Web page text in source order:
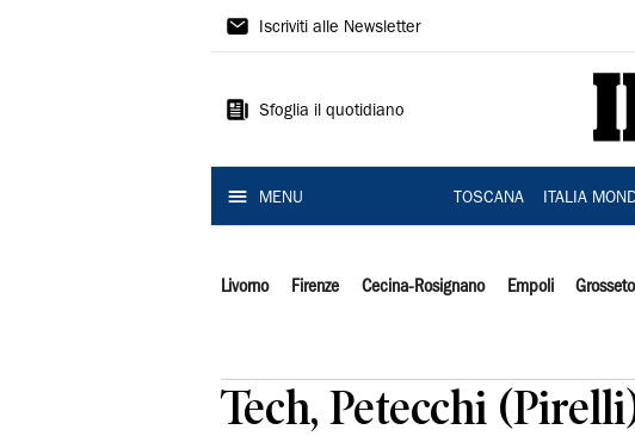
Il
Iscriviti alle Newsletter
Sfoglia il quotidiano
MENU TOSCANA ITALIA
Livorno Firenze Cecina-Rosignano Empoli Grosseto
Tech, Petecchi